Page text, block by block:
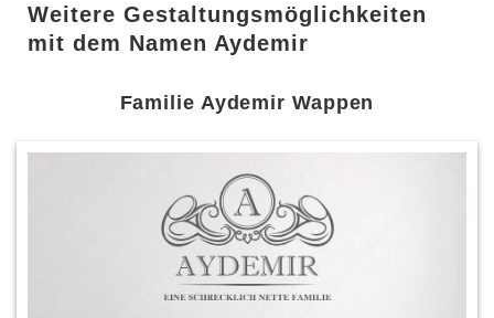
Weitere Gestaltungsmöglichkeiten
mit dem Namen Aydemir
Familie Aydemir Wappen